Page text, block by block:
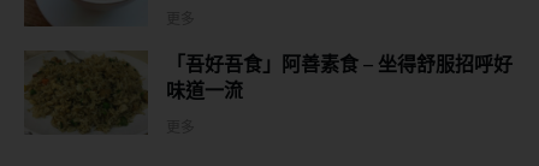
「吾好吾食」阿善素食 – 坐得舒服招呼好
味道一流